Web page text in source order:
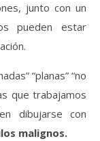
junto con un
pueden estar
“planas” “no
que trabajamos
dibujarse con
malignos.